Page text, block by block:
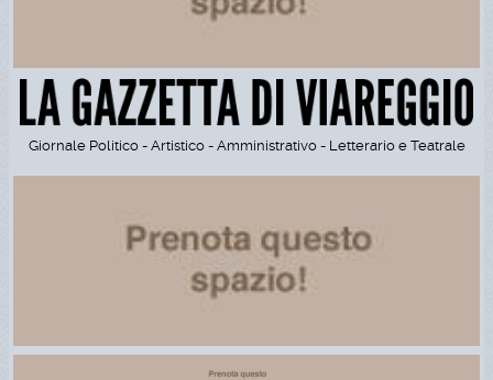
Giornale Politico - Artistico - Amministrativo - Letterario e Teatrale